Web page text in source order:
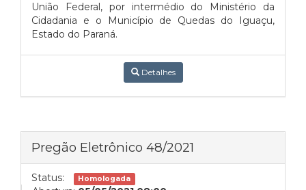
União Federal, por intermédio do Ministério da
Cidadania e o Município de Quedas do Iguaçu,
Estado do Paraná.
Detalhes
Pregão Eletrônico 48/2021
Status: Homologada